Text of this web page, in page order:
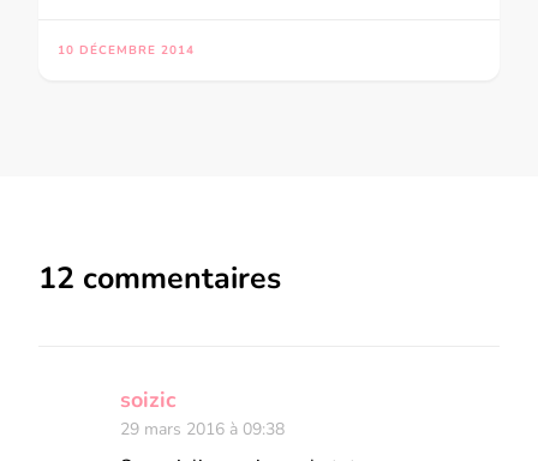
10 DÉCEMBRE 2014
12 commentaires
soizic
29 mars 2016 à 09:38